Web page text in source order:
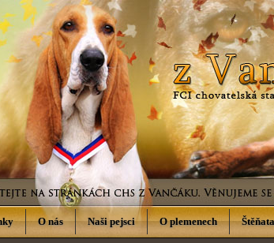
O nás Naši pejsci O plemenech Štěňata